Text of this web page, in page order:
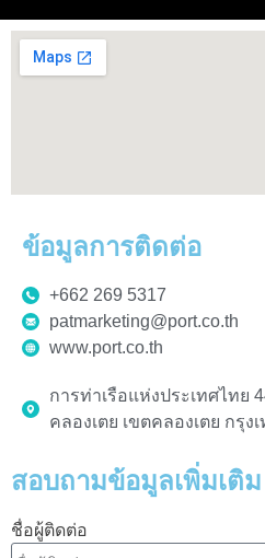
ข้อมูลการติดต่อ
+662 269 5317
patmarketing@port.co.th
www.port.co.th
การท่าเรือแห่งประเทศไทย
คลองเตย เขตคลองเตย กรุ
สอบถามข้อมูลเพิ่มเติม
ชื่อผู้ติดต่อ